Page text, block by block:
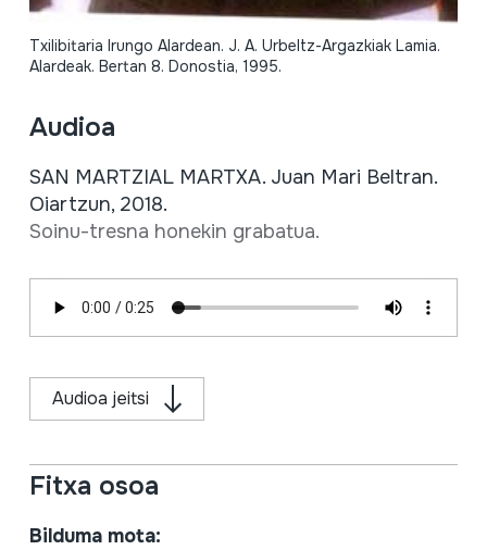
Txilibitaria Irungo Alardean. J. A. Urbeltz-Argazkiak Lamia.
Alardeak. Bertan 8. Donostia, 1995.
Audioa
SAN MARTZIAL MARTXA. Juan Mari Beltran.
Oiartzun, 2018.
Soinu-tresna honekin grabatua.
Audioa jeitsi
Fitxa osoa
Bilduma mota: